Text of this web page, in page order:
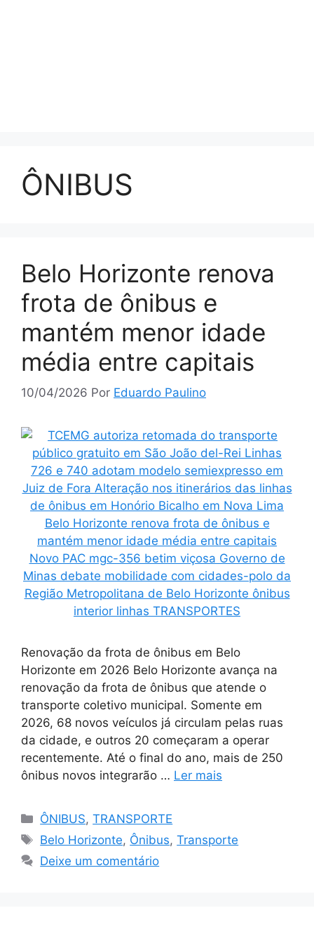
ÔNIBUS
Belo Horizonte renova
frota de ônibus e
mantém menor idade
média entre capitais
10/04/2026 Por Eduardo Paulino
Renovação da frota de ônibus em Belo
Horizonte em 2026 Belo Horizonte avança na
renovação da frota de ônibus que atende o
transporte coletivo municipal. Somente em
2026, 68 novos veículos já circulam pelas ruas
da cidade, e outros 20 começaram a operar
recentemente. Até o final do ano, mais de 250
ônibus novos integrarão … Ler mais
Categorias
ÔNIBUS,TRANSPORTE
Tags
Belo Horizonte, Ônibus,Transporte
Deixe um comentário